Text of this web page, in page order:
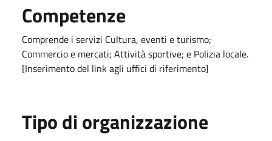
Competenze
Comprende i servizi Cultura, eventi e turismo;
Commercio e mercati; Attività sportive; e Polizia locale.
[Inserimento del link agli uffici di riferimento]
Tipo di organizzazione